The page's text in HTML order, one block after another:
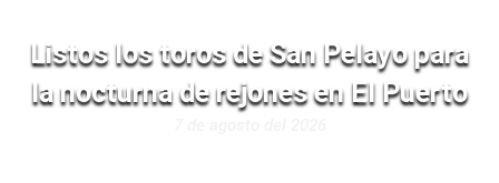
Listos los toros de San Pelayo para
la nocturna de rejones en El Puerto